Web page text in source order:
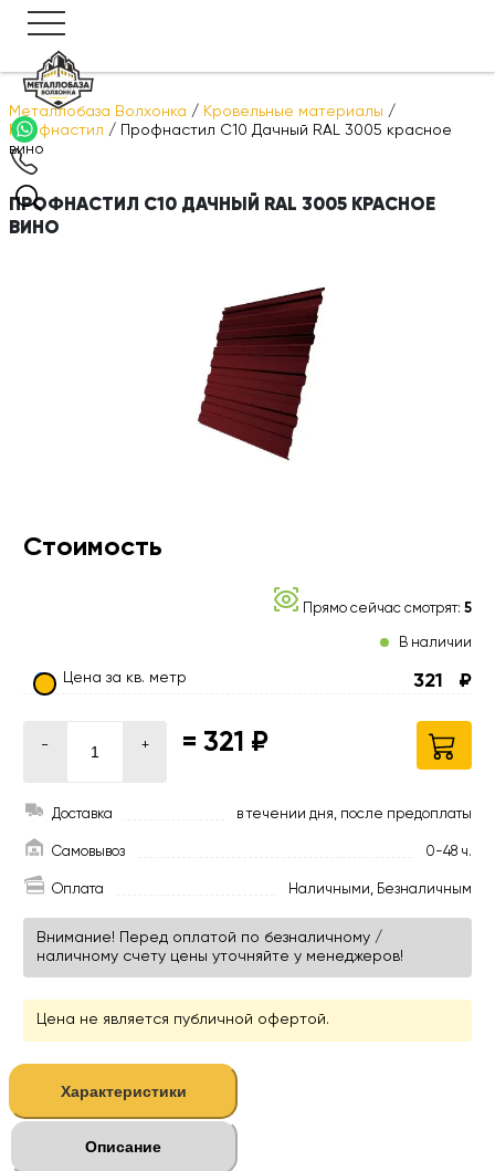
Металлобаза Волхонка / Кровельные материалы /
Профнастил /
Профнастил С10 Дачный RAL 3005 красное
вино
ПРОФНАСТИЛ С10 ДАЧНЫЙ RAL 3005 КРАСНОЕ
ВИНО
Стоимость
Прямо сейчас смотрят:5
В наличии
Цена за кв. метр 321 ₽
- + = 321 ₽
Доставка в течении дня, после предоплаты
Самовывоз 0-48 ч.
Оплата Наличными, Безналичным
Внимание! Перед оплатой по безналичному /
наличному счету цены уточняйте у менеджеров!
Цена не является публичной офертой.
Характеристики
Описание